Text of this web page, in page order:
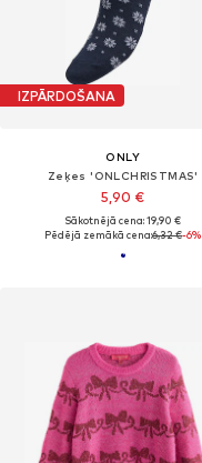
IZPĀRDOŠANA
ONLY
Zeķes 'ONLCHRISTMAS'
5,90 €
Sākotnējā cena: 19,90 €
Pēdējā zemākā cena:6,32 €-6%